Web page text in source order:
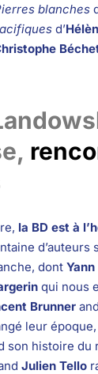
blanches
d’
la BD est à
d’auteurs
dont Yann
qui nous
Brunner and
leur époque,
son histoire du
Julien Tello